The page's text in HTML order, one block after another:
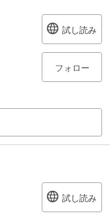
試し読み
フォロー
試し読み